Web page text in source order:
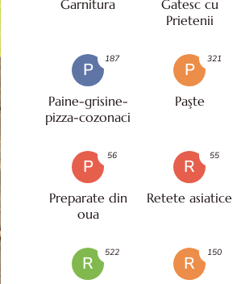
Garnitura
Gatesc cu
Prietenii
P
Paine-grisine-
pizza-cozonaci
187
P
Paşte
321
P
Preparate din
oua
56
R
Retete asiatice
55
R
522
R
150